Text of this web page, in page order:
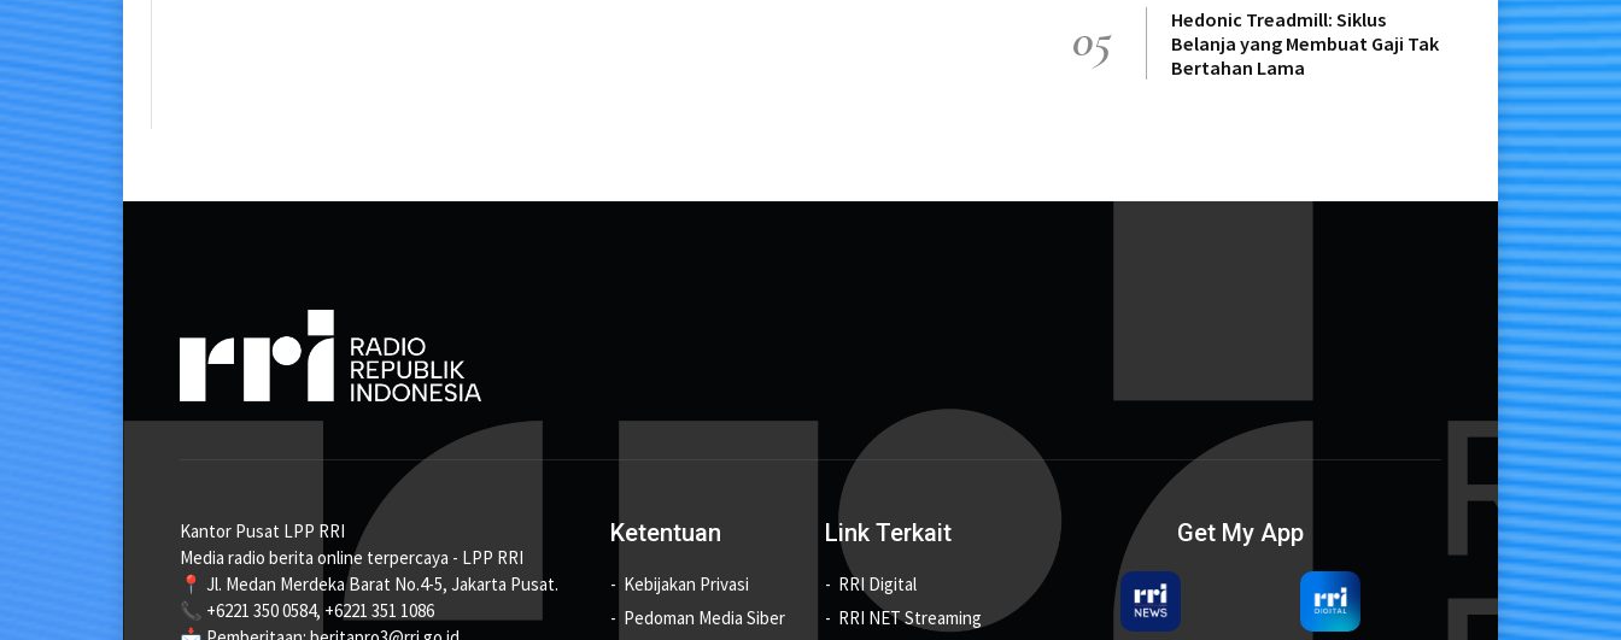
05
Hedonic Treadmill: Siklus
Belanja yang Membuat Gaji Tak
Bertahan Lama
Kantor Pusat LPP RRI
Media radio berita online terpercaya - LPP RRI
📍 Jl. Medan Merdeka Barat No.4-5, Jakarta Pusat.
📞 +6221 350 0584, +6221 351 1086
Ketentuan
Kebijakan Privasi
Pedoman Media Siber
Link Terkait
RRI Digital
RRI NET Streaming
Get My App